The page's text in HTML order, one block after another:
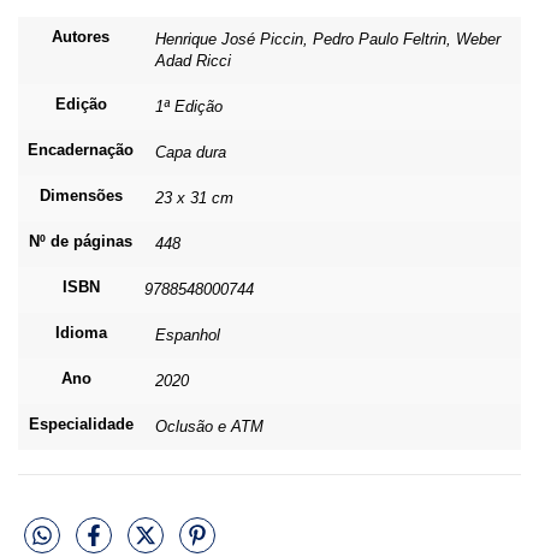
Autores
Henrique José Piccin, Pedro Paulo Feltrin, Weber
Adad Ricci
Edição 1ª Edição
Encadernação Capa dura
Dimensões 23 x 31 cm
Nº de páginas 448
ISBN 9788548000744
Idioma Espanhol
Ano 2020
Especialidade Oclusão e ATM